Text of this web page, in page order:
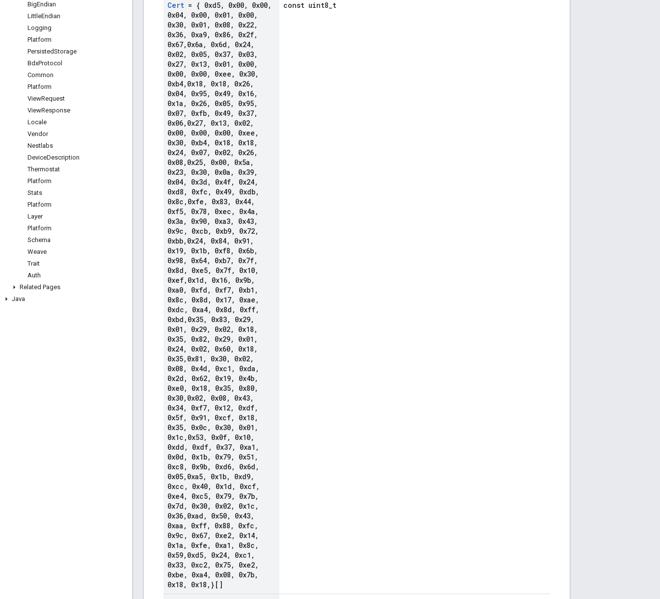
BigEndian
LittleEndian
Logging
Platform
PersistedStorage
BdxProtocol
Common
Platform
ViewRequest
ViewResponse
Locale
Vendor
Nestlabs
DeviceDescription
Thermostat
Platform
Stats
Platform
Layer
Platform
Schema
Weave
Trait
Auth
Related Pages
Java
Cert = { 0xd5, 0x00, 0x00,
0x04, 0x00, 0x01 , 0x00,
0x30, 0x01 , 0x08 , 0x22,
0x36, 0xa9, 0x86, 0x2f,
0x67, 0x6a , 0x6d , 0x24,
0x02, 0x05, 0x37, 0x03,
0x27, 0x13, 0x01 , 0x00,
0x00, 0x00, 0xee , 0x30,
0xb4, 0x18 , 0x18 , 0x26,
0x04, 0x95, 0x49, 0x16,
0x1a , 0x26, 0x05, 0x95,
0x07, 0xfb, 0x49, 0x37,
0x06, 0x27, 0x13, 0x02,
0x00, 0x00, 0x00, 0xee ,
0x30, 0xb4, 0x18 , 0x18 ,
0x24, 0x07, 0x02, 0x26,
0x08 , 0x25, 0x00, 0x5a ,
0x23, 0x30, 0x0a , 0x39,
0x04, 0x3d , 0x4f, 0x24,
0xd8 , 0xfc , 0x49, 0xdb,
0x8c , 0xfe , 0x83, 0x44,
0xf5, 0x78 , 0xec , 0x4a ,
0x3a , 0x90, 0xa3, 0x43,
0x9c , 0xcb, 0xb9, 0x72,
0xbb, 0x24, 0x84, 0x91 ,
0x19, 0x1b, 0xf8 , 0x6b,
0x98 , 0x64, 0xb7, 0x7f,
0x8d , 0xe5, 0x7f, 0x10,
0xef, 0x1d , 0x16, 0x9b,
0xa0, 0xfd , 0xf7, 0xb1 ,
0x8c , 0x8d , 0x17, 0xae ,
0xdc , 0xa4, 0x8d , 0xff,
0xbd , 0x35, 0x83, 0x29,
0x01 , 0x29, 0x02, 0x18 ,
0x35, 0x82, 0x29, 0x01 ,
0x24, 0x02, 0x60, 0x18 ,
0x35, 0x81 , 0x30, 0x02,
0x08 , 0x4d , 0xc1 , 0xda ,
0x2d , 0x62, 0x19, 0x4b,
0xe0, 0x18 , 0x35, 0x80,
0x30, 0x02, 0x08 , 0x43,
0x34, 0xf7, 0x12, 0xdf,
0x5f, 0x91 , 0xcf, 0x18 ,
0x35, 0x0c , 0x30, 0x01 ,
0x1c , 0x53, 0x0f, 0x10,
0xdd , 0xdf, 0x37, 0xa1 ,
0x0d , 0x1b, 0x79, 0x51 ,
0xc8 , 0x9b, 0xd6, 0x6d ,
0x05, 0xa5, 0x1b, 0xd9,
0xcc , 0x40, 0x1d , 0xcf,
0xe4, 0xc5, 0x79, 0x7b,
0x7d , 0x30, 0x02, 0x1c ,
0x36, 0xad , 0x50, 0x43,
0xaa , 0xff, 0x88 , 0xfc ,
0x9c , 0x67, 0xe2, 0x14,
0x1a , 0xfe , 0xa1 , 0x8c ,
0x59, 0xd5, 0x24, 0xc1 ,
0x33, 0xc2, 0x75, 0xe2,
0xbe , 0xa4, 0x08 , 0x7b,
0x18 , 0x18 , }[]
const uint8_t